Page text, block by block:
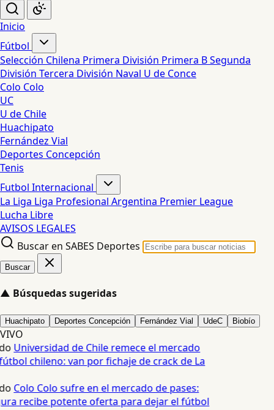
Inicio
Fútbol
Selección Chilena Primera División Primera BSegunda
División Tercera División Naval U de Conce
Colo Colo
UC
U de Chile
Huachipato
Fernández Vial
Deportes Concepción
Tenis
Futbol Internacional
La Liga Liga Profesional Argentina Premier League
Lucha Libre
AVISOS LEGALES
Buscar en SABES Deportes
Buscar
▲ Búsquedas sugeridas
Huachipato Deportes Concepción Fernández Vial UdeC Biobío
VIVO
Universidad de Chile remece el mercado
chileno: van por fichaje de crack de La
Colo Colo sufre en el mercado de pases:
recibe potente oferta para dejar el fútbol